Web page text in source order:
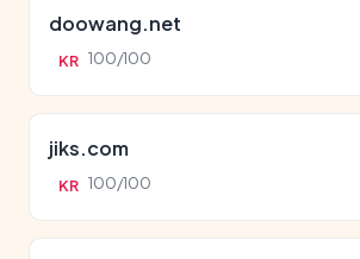
doowang.net
KR 100/100
jiks.com
KR 100/100